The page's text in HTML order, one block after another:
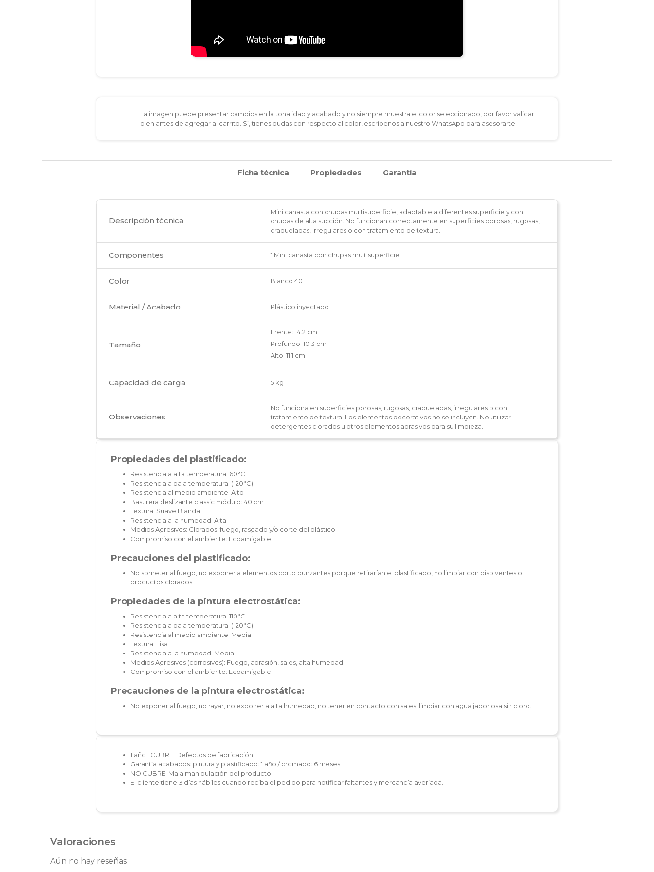
La imagen puede presentar cambios en la tonalidad y acabado y no siempre muestra el color seleccionado, por favor validar
bien antes de agregar al carrito. Sí, tienes dudas con respecto al color, escríbenos a nuestro WhatsApp para asesorarte.
Ficha técnica Propiedades Garantía
Descripción técnica
Mini canasta con chupas multisuperficie, adaptable a diferentes superficie y con
chupas de alta succión. No funcionan correctamente en superficies porosas, rugosas,
craqueladas, irregulares o con tratamiento de textura.
Componentes 1 Mini canasta con chupas multisuperficie
Color Blanco 40
Material / Acabado Plástico inyectado
Tamaño
Frente: 14.2 cm
Profundo: 10.3 cm
Alto: 11.1 cm
Capacidad de carga 5 kg
Observaciones
No funciona en superficies porosas, rugosas, craqueladas, irregulares o con
tratamiento de textura. Los elementos decorativos no se incluyen. No utilizar
detergentes clorados u otros elementos abrasivos para su limpieza.
Propiedades del plastificado:
Resistencia a alta temperatura: 60°C
Resistencia a baja temperatura: (-20°C)
Resistencia al medio ambiente: Alto
Basurera deslizante classic módulo: 40 cm
Textura: Suave Blanda
Resistencia a la humedad: Alta
Medios Agresivos: Clorados, fuego, rasgado y/o corte del plástico
Compromiso con el ambiente: Ecoamigable
Precauciones del plastificado:
No someter al fuego, no exponer a elementos corto punzantes porque retirarían el plastificado, no limpiar con disolventes o
productos clorados.
Propiedades de la pintura electrostática:
Resistencia a alta temperatura: 110°C
Resistencia a baja temperatura: (-20°C)
Resistencia al medio ambiente: Media
Textura: Lisa
Resistencia a la humedad: Media
Medios Agresivos (corrosivos): Fuego, abrasión, sales, alta humedad
Compromiso con el ambiente: Ecoamigable
Precauciones de la pintura electrostática:
No exponer al fuego, no rayar, no exponer a alta humedad, no tener en contacto con sales, limpiar con agua jabonosa sin cloro.
1 año | CUBRE: Defectos de fabricación.
Garantía acabados: pintura y plastificado: 1 año / cromado: 6 meses
NO CUBRE: Mala manipulación del producto.
El cliente tiene 3 días hábiles cuando reciba el pedido para notificar faltantes y mercancía averiada.
Valoraciones
Aún no hay reseñas